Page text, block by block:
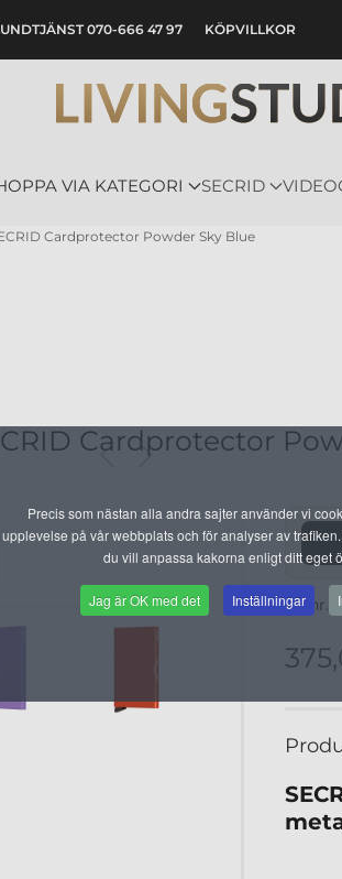
070-666 47 97 KÖPVILLKOR
VIA KATEGORI SECRID VIDEO
Cardprotector Powder Sky Blue
Cardprotector
Artnr.
Precis som nästan alla andra sajter använder vi
upplevelse på vår webbplats och för analyser av
du vill anpassa kakorna enligt ditt eget
Jag är OK med det Inställningar